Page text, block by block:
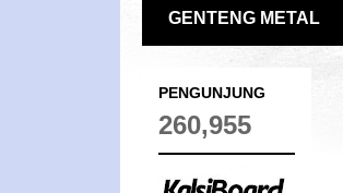
GENTENG METAL
PENGUNJUNG
260,955